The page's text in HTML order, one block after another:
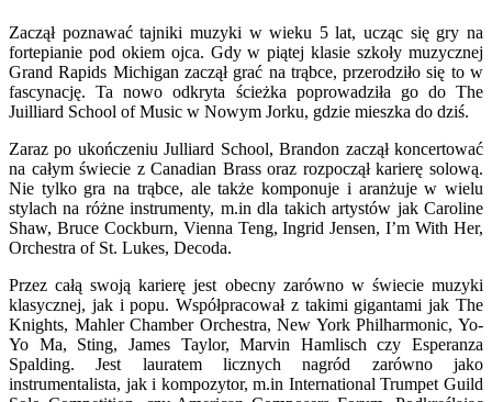
Zaczął poznawać tajniki muzyki w wieku 5 lat, ucząc się gry na
fortepianie pod okiem ojca. Gdy w piątej klasie szkoły muzycznej
Grand Rapids Michigan zaczął grać na trąbce, przerodziło się to w
fascynację. Ta nowo odkryta ścieżka poprowadziła go do The
Juilliard School of Music w Nowym Jorku, gdzie mieszka do dziś.
Zaraz po ukończeniu Julliard School, Brandon zaczął koncertować
na całym świecie z Canadian Brass oraz rozpoczął karierę solową.
Nie tylko gra na trąbce, ale także komponuje i aranżuje w wielu
stylach na różne instrumenty, m.in dla takich artystów jak Caroline
Shaw, Bruce Cockburn, Vienna Teng, Ingrid Jensen, I’m With Her,
Orchestra of St. Lukes, Decoda.
Przez całą swoją karierę jest obecny zarówno w świecie muzyki
klasycznej, jak i popu. Współpracował z takimi gigantami jak The
Knights, Mahler Chamber Orchestra, New York Philharmonic, Yo-
Yo Ma, Sting, James Taylor, Marvin Hamlisch czy Esperanza
Spalding. Jest lauratem licznych nagród zarówno jako
instrumentalista, jak i kompozytor, m.in International Trumpet Guild